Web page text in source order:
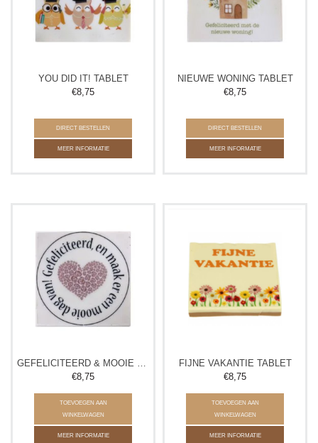
YOU DID IT! TABLET
€8,75
DIRECT BESTELLEN
MEER INFORMATIE
NIEUWE WONING TABLET
€8,75
DIRECT BESTELLEN
MEER INFORMATIE
€8,75
TOEVOEGEN AAN
WINKELWAGEN
MEER INFORMATIE
FIJNE VAKANTIE TABLET
€8,75
TOEVOEGEN AAN
WINKELWAGEN
MEER INFORMATIE